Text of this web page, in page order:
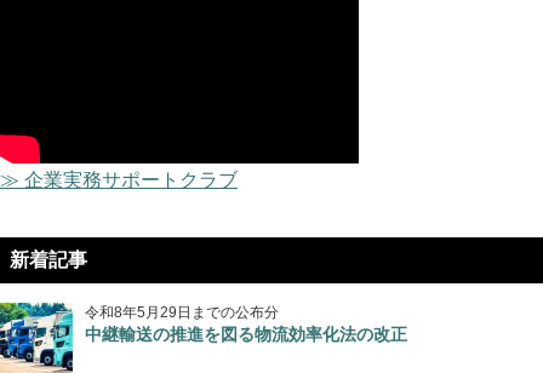
≫ 企業実務サポートクラブ
新着記事
令和8年5月29日までの公布分
中継輸送の推進を図る物流効率化法の改正